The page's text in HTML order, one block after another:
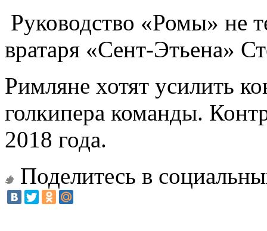
Руководство «Ромы» не
вратаря «Сент-Этьена»
Римляне хотят усилить
голкипера команды.
2018 года.
Поделитесь в